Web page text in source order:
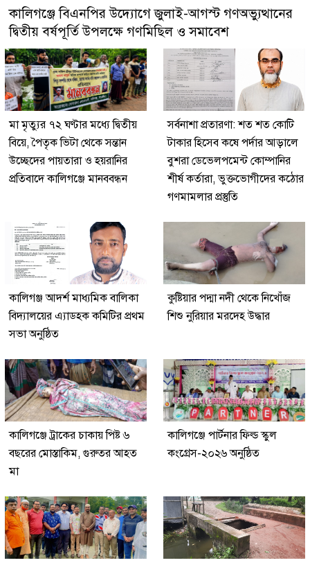
কালিগঞ্জে বিএনপির উদ্যোগে জুলাই-আগস্ট গণঅভ্যুত্থানের
দ্বিতীয় বর্ষপূর্তি উপলক্ষে গণমিছিল ও সমাবেশ
মা মৃত্যুর ৭২ ঘণ্টার মধ্যে দ্বিতীয়
বিয়ে, পৈতৃক ভিটা থেকে সন্তান
উচ্ছেদের পায়তারা ও হয়রানির
প্রতিবাদে কালিগঞ্জে মানববন্ধন
সর্বনাশা প্রতারণা: শত শত কোটি
টাকার হিসেব কষে পর্দার আড়ালে
বুশরা ডেভেলপমেন্ট কোম্পানির
শীর্ষ কর্তারা, ভুক্তভোগীদের কঠোর
গণমামলার প্রস্তুতি
কালিগঞ্জ আদর্শ মাধ্যমিক বালিকা
বিদ্যালয়ের এ্যাডহক কমিটির প্রথম
সভা অনুষ্ঠিত
কুষ্টিয়ার পদ্মা নদী থেকে নিখোঁজ
শিশু নুরিয়ার মরদেহ উদ্ধার
কালিগঞ্জে ট্রাকের চাকায় পিষ্ট ৬
বছরের মোস্তাকিম, গুরুতর আহত
মা
কালিগঞ্জে পার্টনার ফিল্ড স্কুল
কংগ্রেস-২০২৬ অনুষ্ঠিত